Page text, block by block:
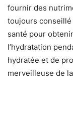
fournir des
toujours
santé pour
l’hydratation
hydratée et de
merveilleuse de